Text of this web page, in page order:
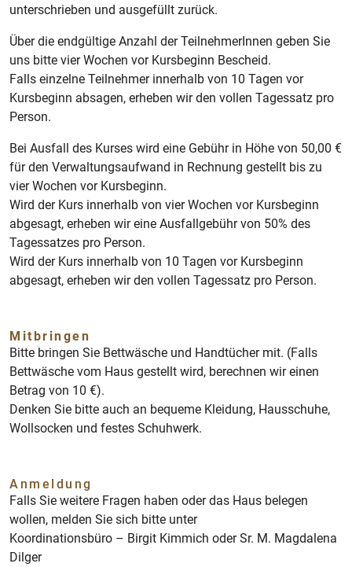
unterschrieben und ausgefüllt zurück.
Über die endgültige Anzahl der TeilnehmerInnen geben Sie
uns bitte vier Wochen vor Kursbeginn Bescheid.
Falls einzelne Teilnehmer innerhalb von 10 Tagen vor
Kursbeginn absagen, erheben wir den vollen Tagessatz pro
Person.
Bei Ausfall des Kurses wird eine Gebühr in Höhe von 50,00 €
für den Verwaltungsaufwand in Rechnung gestellt bis zu
vier Wochen vor Kursbeginn.
Wird der Kurs innerhalb von vier Wochen vor Kursbeginn
abgesagt, erheben wir eine Ausfallgebühr von 50% des
Tagessatzes pro Person.
Wird der Kurs innerhalb von 10 Tagen vor Kursbeginn
abgesagt, erheben wir den vollen Tagessatz pro Person.
Mitbringen
Bitte bringen Sie Bettwäsche und Handtücher mit. (Falls
Bettwäsche vom Haus gestellt wird, berechnen wir einen
Betrag von 10 €).
Denken Sie bitte auch an bequeme Kleidung, Hausschuhe,
Wollsocken und festes Schuhwerk.
Anmeldung
Falls Sie weitere Fragen haben oder das Haus belegen
wollen, melden Sie sich bitte unter
Koordinationsbüro – Birgit Kimmich oder Sr. M. Magdalena
Dilger